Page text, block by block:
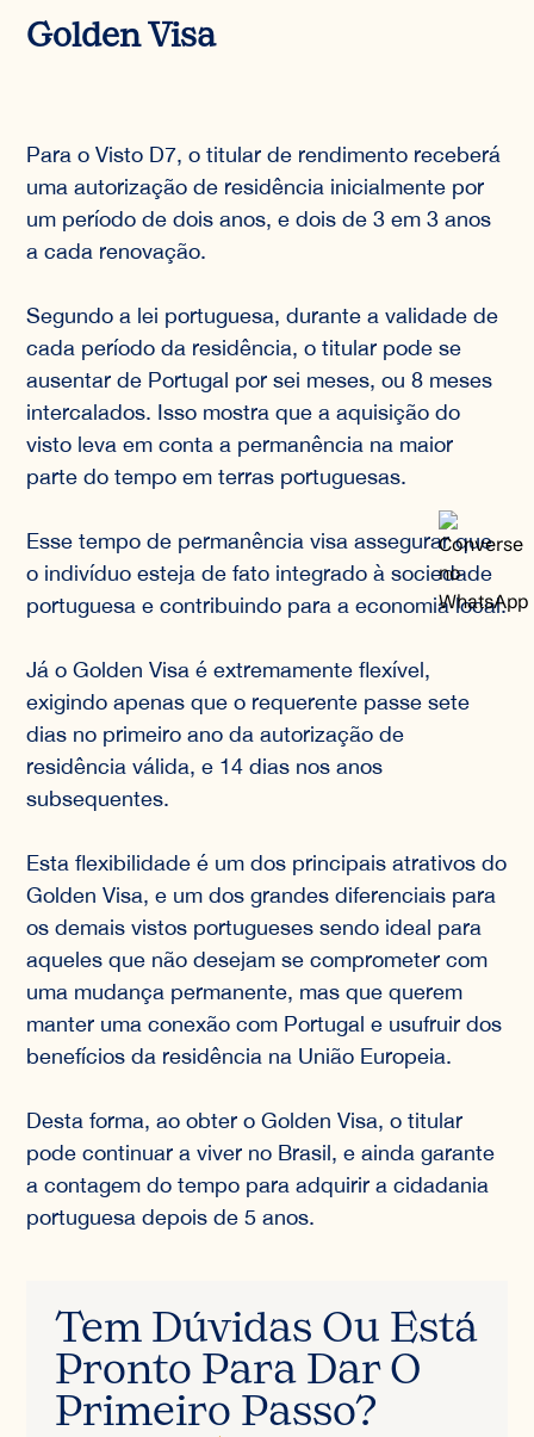
Golden Visa
Para o Visto D7, o titular de rendimento receberá
uma autorização de residência inicialmente por
um período de dois anos, e dois de 3 em 3 anos
a cada renovação.
Segundo a lei portuguesa, durante a validade de
cada período da residência, o titular pode se
ausentar de Portugal por sei meses, ou 8 meses
intercalados. Isso mostra que a aquisição do
visto leva em conta a permanência na maior
parte do tempo em terras portuguesas.
Esse tempo de permanência visa assegurar que
o indivíduo esteja de fato integrado à sociedade
portuguesa e contribuindo para a economia local.
Já o Golden Visa é extremamente flexível,
exigindo apenas que o requerente passe sete
dias no primeiro ano da autorização de
residência válida, e 14 dias nos anos
subsequentes.
Esta flexibilidade é um dos principais atrativos do
Golden Visa, e um dos grandes diferenciais para
os demais vistos portugueses sendo ideal para
aqueles que não desejam se comprometer com
uma mudança permanente, mas que querem
manter uma conexão com Portugal e usufruir dos
benefícios da residência na União Europeia.
Desta forma, ao obter o Golden Visa, o titular
pode continuar a viver no Brasil, e ainda garante
a contagem do tempo para adquirir a cidadania
portuguesa depois de 5 anos.
Tem Dúvidas Ou Está
Pronto Para Dar O
Primeiro Passo?